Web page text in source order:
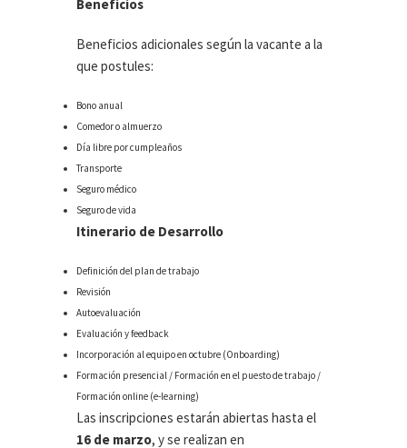
Beneficios
Beneficios adicionales según la vacante a la
que postules:
Bono anual
Comedor o almuerzo
Día libre por cumpleaños
Transporte
Seguro médico
Seguro de vida
Itinerario de Desarrollo
Definición del plan de trabajo
Revisión
Autoevaluación
Evaluación y feedback
Incorporación al equipo en octubre (Onboarding)
Formación presencial / Formación en el puesto de trabajo /
Formación online (e-learning)
Las inscripciones estarán abiertas hasta el
16 de marzo, y se realizan en